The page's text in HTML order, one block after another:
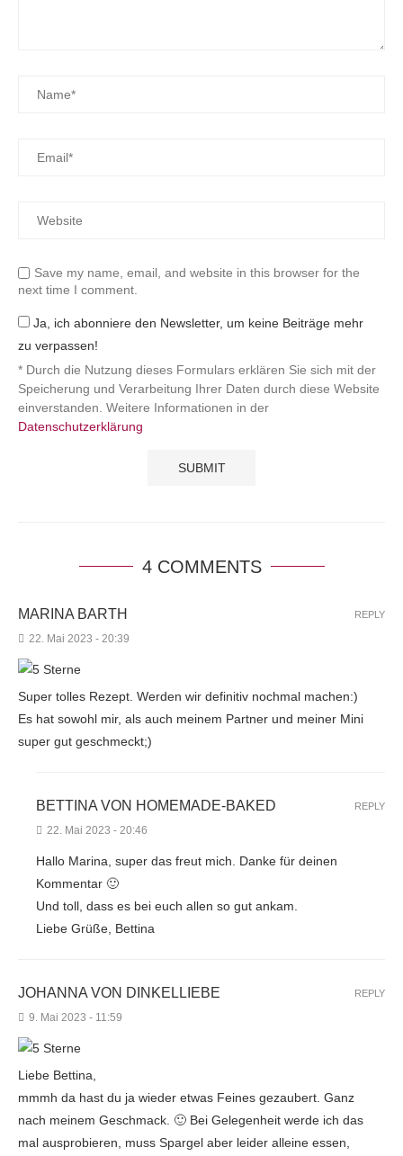
Save my name, email, and website in this browser for the
next time I comment.
Ja, ich abonniere den Newsletter, um keine Beiträge mehr
zu verpassen!
* Durch die Nutzung dieses Formulars erklären Sie sich mit der
Speicherung und Verarbeitung Ihrer Daten durch diese Website
einverstanden. Weitere Informationen in der
Datenschutzerklärung
4 COMMENTS
MARINA BARTH
22. Mai 2023 - 20:39
Super tolles Rezept. Werden wir definitiv nochmal machen:)
Es hat sowohl mir, als auch meinem Partner und meiner Mini
super gut geschmeckt;)
REPLY
BETTINA VON HOMEMADE-BAKED
22. Mai 2023 - 20:46
Hallo Marina, super das freut mich. Danke für deinen
Kommentar 🙂
Und toll, dass es bei euch allen so gut ankam.
Liebe Grüße, Bettina
REPLY
JOHANNA VON DINKELLIEBE
9. Mai 2023 - 11:59
Liebe Bettina,
mmmh da hast du ja wieder etwas Feines gezaubert. Ganz
nach meinem Geschmack. 🙂 Bei Gelegenheit werde ich das
mal ausprobieren, muss Spargel aber leider alleine essen,
REPLY